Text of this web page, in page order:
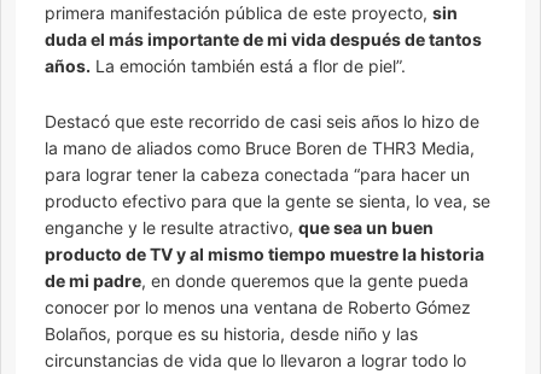
primera manifestación pública de este proyecto, sin
duda el más importante de mi vida después de tantos
años. La emoción también está a flor de piel”.
Destacó que este recorrido de casi seis años lo hizo de
la mano de aliados como Bruce Boren de THR3 Media,
para lograr tener la cabeza conectada “para hacer un
producto efectivo para que la gente se sienta, lo vea, se
enganche y le resulte atractivo, que sea un buen
producto de TV y al mismo tiempo muestre la historia
de mi padre, en donde queremos que la gente pueda
conocer por lo menos una ventana de Roberto Gómez
Bolaños, porque es su historia, desde niño y las
circunstancias de vida que lo llevaron a lograr todo lo